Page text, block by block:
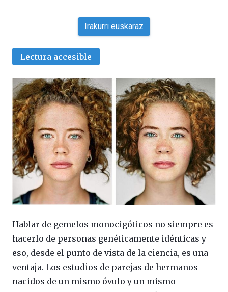
Irakurri euskaraz
Lectura accesible
Hablar de gemelos monocigóticos no siempre es
hacerlo de personas genéticamente idénticas y
eso, desde el punto de vista de la ciencia, es una
ventaja. Los estudios de parejas de hermanos
nacidos de un mismo óvulo y un mismo